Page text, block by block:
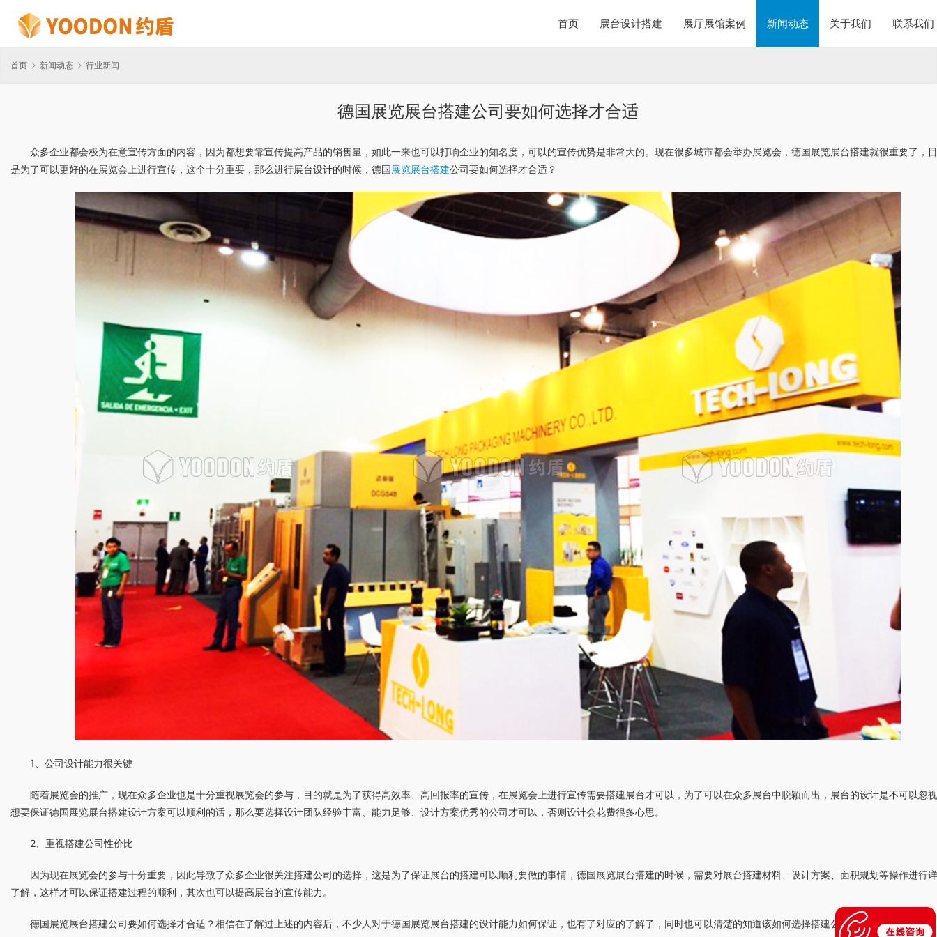
首页 展台设计搭建 展厅展馆案例 新闻动态 关于我们 联系我们
首页 新闻动态 行业新闻
德国展览展台搭建公司要如何选择才合适
众多企业都会极为在意宣传方面的内容，因为都想要靠宣传提高产品的销售量，如此一来也可以打响企业的知名度，可以的宣传优势是非常大的。现在很多城市都会举办展览会，德国展览展台搭建就很重要了，
是为了可以更好的在展览会上进行宣传，这个十分重要，那么进行展台设计的时候，德国展览展台搭建公司要如何选择才合适？
1、公司设计能力很关键
随着展览会的推广，现在众多企业也是十分重视展览会的参与，目的就是为了获得高效率、高回报率的宣传，在展览会上进行宣传需要搭建展台才可以，为了可以在众多展台中脱颖而出，展台的设计是不可以忽
想要保证德国展览展台搭建设计方案可以顺利的话，那么要选择设计团队经验丰富、能力足够、设计方案优秀的公司才可以，否则设计会花费很多心思。
2、重视搭建公司性价比
因为现在展览会的参与十分重要，因此导致了众多企业很关注搭建公司的选择，这是为了保证展台的搭建可以顺利要做的事情，德国展览展台搭建的时候，需要对展台搭建材料、设计方案、面积规划等操作进行
了解，这样才可以保证搭建过程的顺利，其次也可以提高展台的宣传能力。
德国展览展台搭建公司要如何选择才合适？相信在了解过上述的内容后，不少人对于德国展览展台搭建的设计能力如何保证，也有了对应的了解了，同时也可以清楚的知道该如何选择搭建公司。